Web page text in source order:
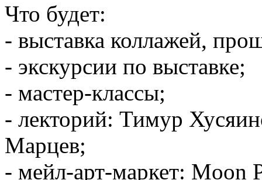
Что будет:
- выставка коллажей,
- экскурсии по выставке;
- мастер-классы;
- лекторий: Тимур
Марцев;
- мейл-арт-маркет: Moon